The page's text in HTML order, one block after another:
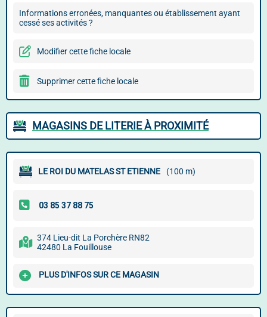
Informations erronées, manquantes ou établissement ayant
cessé ses activités ?
Modifier cette fiche locale
Supprimer cette fiche locale
MAGASINS DE LITERIE À PROXIMITÉ
LE ROI DU MATELAS ST ETIENNE (100 m)
374 Lieu-dit La Porchère RN82
42480 La Fouillouse
PLUS D'INFOS SUR CE MAGASIN